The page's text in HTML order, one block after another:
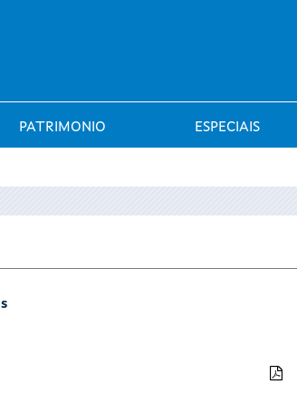
PATRIMONIO ESPECIAIS